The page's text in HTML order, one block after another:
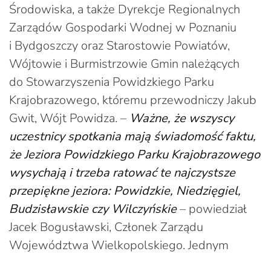
Środowiska, a także Dyrekcje Regionalnych
Zarządów Gospodarki Wodnej w Poznaniu
i Bydgoszczy oraz Starostowie Powiatów,
Wójtowie i Burmistrzowie Gmin należących
do Stowarzyszenia Powidzkiego Parku
Krajobrazowego, któremu przewodniczy Jakub
Gwit, Wójt Powidza. – Ważne, że wszyscy
uczestnicy spotkania mają świadomość faktu,
że Jeziora Powidzkiego Parku Krajobrazowego
wysychają i trzeba ratować te najczystsze
przepiękne jeziora: Powidzkie, Niedzięgiel,
Budzisławskie czy Wilczyńskie– powiedział
Jacek Bogusławski, Członek Zarządu
Województwa Wielkopolskiego. Jednym